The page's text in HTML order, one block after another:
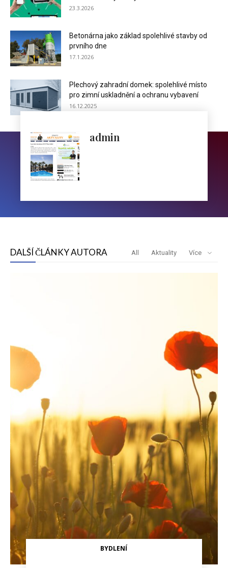
23.3.2026
Betonárna jako základ spolehlivé stavby od
prvního dne
17.1.2026
Plechový zahradní domek: spolehlivé místo
pro zimní uskladnění a ochranu vybavení
16.12.2025
admin
DALŠÍ ČLÁNKY AUTORA All Aktuality Více
BYDLENÍ